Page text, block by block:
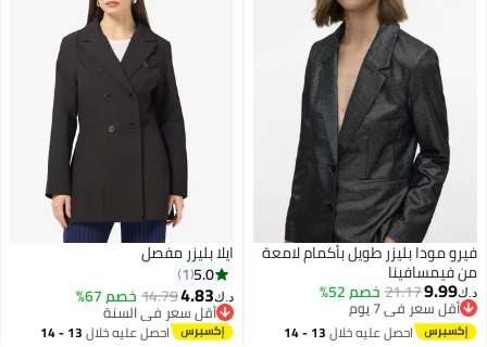
فيرو مودا بليزر طويل بأكمام لامعة
من فيمسافينا
د.ك‏9.99
21.17خصم 52%
أقل سعر في 7 يوم
أقل سعر في 7 يوماحصل عليه خلال 13 - 14
ايلا بليزر مفصل
5.0
1
د.ك‏4.83
14.79خصم 67%
أقل سعر في السنة
أقل سعر في السنة
احصل عليه خلال 13 - 14